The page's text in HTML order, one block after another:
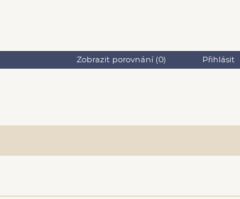
Zobrazit porovnání (0) Přihlásit